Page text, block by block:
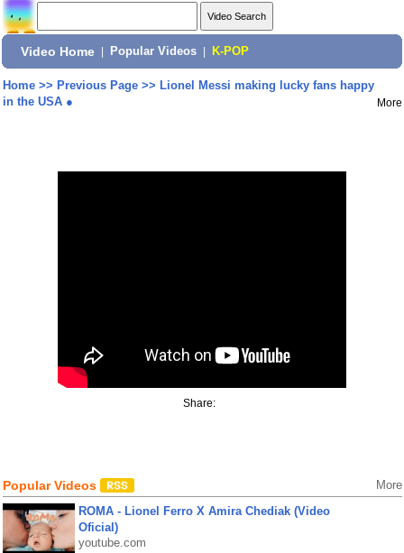
Video Home Popular Videos K-POP
Home>> Previous Page>> Lionel Messi making lucky fans happy
in the USA ●
More
Share:
Popular Videos More
ROMA - Lionel Ferro X Amira Chediak (Video
Oficial)
youtube.com